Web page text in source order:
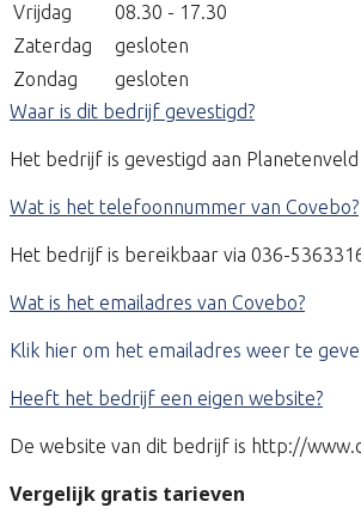
Vrijdag
08.30 - 17.30
Zaterdag
gesloten
Zondag
gesloten
Waar is dit bedrijf gevestigd?
Het bedrijf is gevestigd aan
Wat is het telefoonnummer van Covebo?
Het bedrijf is bereikbaar via 036-
Wat is het emailadres van Covebo?
Klik hier om het emailadres weer te
Heeft het bedrijf een eigen website?
De website van dit bedrijf is http://
Vergelijk gratis tarieven